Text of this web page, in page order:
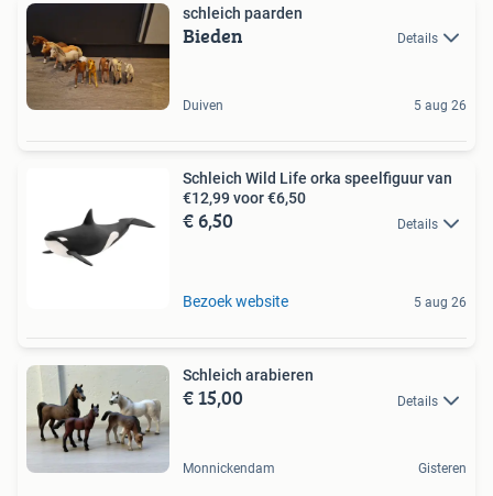
schleich paarden
Bieden Details
Duiven 5 aug 26
Schleich Wild Life orka speelfiguur van
€12,99 voor €6,50
€ 6,50 Details
Bezoek website 5 aug 26
Schleich arabieren
€ 15,00 Details
Monnickendam Gisteren